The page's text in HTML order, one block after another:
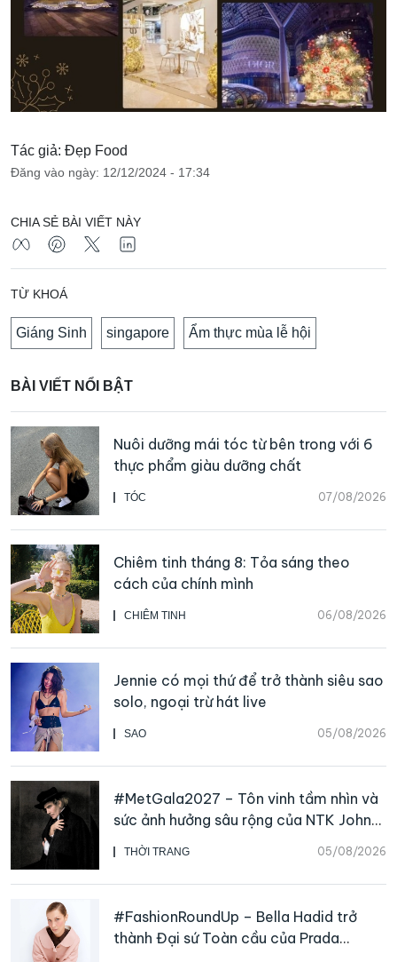
Tác giả: Đẹp Food
Đăng vào ngày: 12/12/2024 - 17:34
CHIA SẺ BÀI VIẾT NÀY
TỪ KHOÁ
Giáng Sinh singapore Ẩm thực mùa lễ hội
BÀI VIẾT NỔI BẬT
TÓC 07/08/2026
Nuôi dưỡng mái tóc từ bên trong với 6
thực phẩm giàu dưỡng chất
CHIÊM TINH 06/08/2026
Chiêm tinh tháng 8: Tỏa sáng theo
cách của chính mình
SAO 05/08/2026
Jennie có mọi thứ để trở thành siêu sao
solo, ngoại trừ hát live
THỜI TRANG 05/08/2026
#MetGala2027 – Tôn vinh tầm nhìn và
sức ảnh hưởng sâu rộng của NTK John
Galliano
#FashionRoundUp – Bella Hadid trở
thành Đại sứ Toàn cầu của Prada